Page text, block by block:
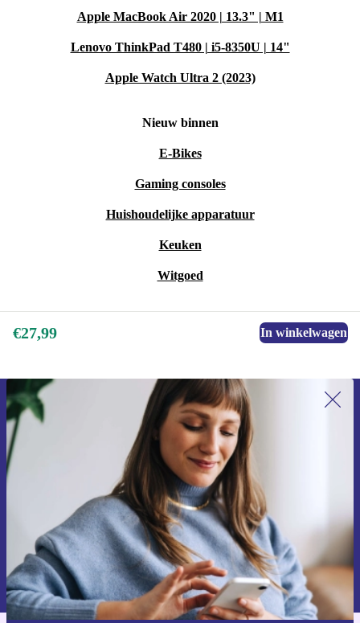
Apple MacBook Air 2020 | 13.3" | M1
Lenovo ThinkPad T480 | i5-8350U | 14"
Apple Watch Ultra 2 (2023)
Nieuw binnen
E-Bikes
Gaming consoles
Huishoudelijke apparatuur
Keuken
Witgoed
€27,99 In winkelwagen
Meld je aan voor onze nieuwsbrief en
ontvang €15 korting!
Mis nooit meer een aanbieding.
Voucher aanvragen
Informatie over het gebruik van persoonsgegevens vind je in ons
privacybeleid